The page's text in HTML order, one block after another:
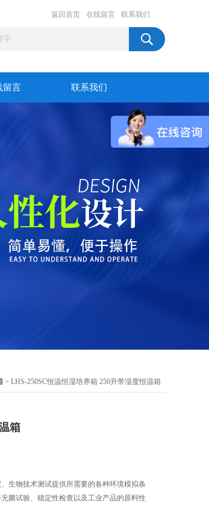
返回首页 在线留言 联系我们
留言 联系我们
> LHS-250SC恒温恒湿培养箱 250升带湿度恒温箱
箱
生物技术测试提供所需要的各种环境模拟条
菌试验、稳定性检查以及工业产品的原料性